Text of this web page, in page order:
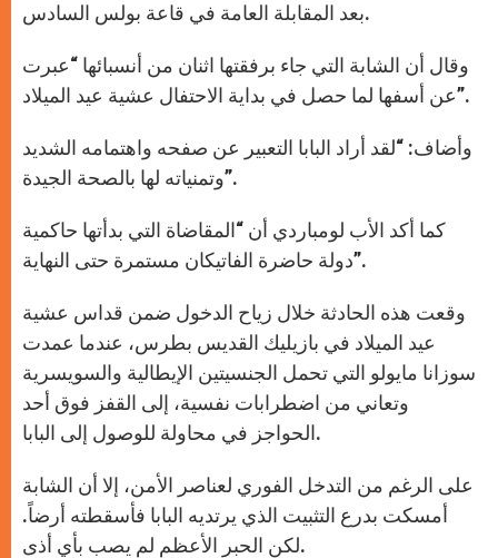
بعد المقابلة العامة في قاعة بولس السادس.
وقال أن الشابة التي جاء برفقتها اثنان من أنسبائها “عبرت
عن أسفها لما حصل في بداية الاحتفال عشية عيد الميلاد”.
وأضاف: “لقد أراد البابا التعبير عن صفحه واهتمامه الشديد
وتمنياته لها بالصحة الجيدة”.
كما أكد الأب لومباردي أن “المقاضاة التي بدأتها حاكمية
دولة حاضرة الفاتيكان مستمرة حتى النهاية”.
وقعت هذه الحادثة خلال زياح الدخول ضمن قداس عشية
عيد الميلاد في بازيليك القديس بطرس، عندما عمدت
سوزانا مايولو التي تحمل الجنسيتين الإيطالية والسويسرية
وتعاني من اضطرابات نفسية، إلى القفز فوق أحد
الحواجز في محاولة للوصول إلى البابا.
على الرغم من التدخل الفوري لعناصر الأمن، إلا أن الشابة
أمسكت بدرع التثبيت الذي يرتديه البابا فأسقطته أرضاً.
لكن الحبر الأعظم لم يصب بأي أذى.